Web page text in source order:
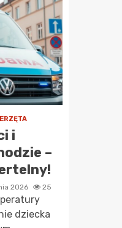
i
–
2026 25
dziecka